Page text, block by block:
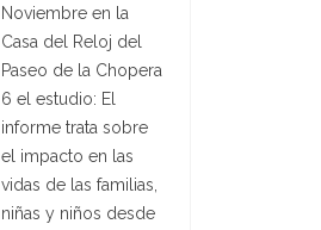
Noviembre en la
Casa del Reloj del
Paseo de la Chopera
6 el estudio: El
informe trata sobre
el impacto en las
vidas de las familias,
niñas y niños desde